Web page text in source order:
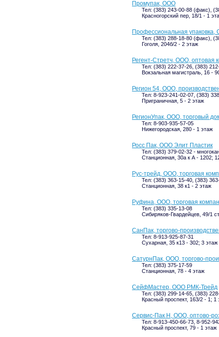
Промупак, ООО
Тел: (383) 243-00-88 (факс),
Красногорский пер, 18/1 - 1
Профессиональная
Тел: (383) 288-18-80 (факс),
Гоголя, 204б/2 - 2 этаж
Регент-Стретч, ООО, оптовая
Тел: (383) 222-37-26, (383)
Вокзальная магистраль, 16 -
Регион 54, ООО,
Тел: 8-923-241-02-07, (383)
Приграничная, 5 - 2 этаж
РегионУпак, ООО, торговый
Тел: 8-903-935-57-05
Нижегородская, 280 - 1 этаж
Росс Пак, ООО Элит Пластик
Тел: (383) 379-02-32 -
Станционная, 30а к А - 1202;
Рус-трейд, ООО, торговая
Тел: (383) 363-15-40, (383)
Станционная, 38 к1 - 2 этаж
Руфина, ООО, торговая
Тел: (383) 335-13-08
Сибиряков-Гвардейцев, 49/1
СанПак, торгово-
Тел: 8-913-925-87-31
Сухарная, 35 к13 - 302; 3 этаж
СатурнПак, ООО, торгово-
Тел: (383) 375-17-59
Станционная, 78 - 4 этаж
СейфМастер, ООО РМК-Трейд
Тел: (383) 299-14-65, (383)
Красный проспект, 163/2 - 1; 1
Сервис-Пак Н, ООО, оптово-
Тел: 8-913-450-66-73, 8-952-
Красный проспект, 79 - 1 этаж